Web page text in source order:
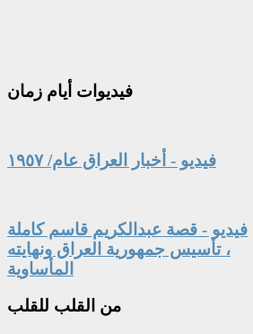
فيديوات أيام زمان
فيديو - أخبار العراق عام/ ١٩٥٧
فيديو - قصة عبدالكريم قاسم كاملة
، تأسيس جمهورية العراق ونهايته
المأساوية
من القلب للقلب